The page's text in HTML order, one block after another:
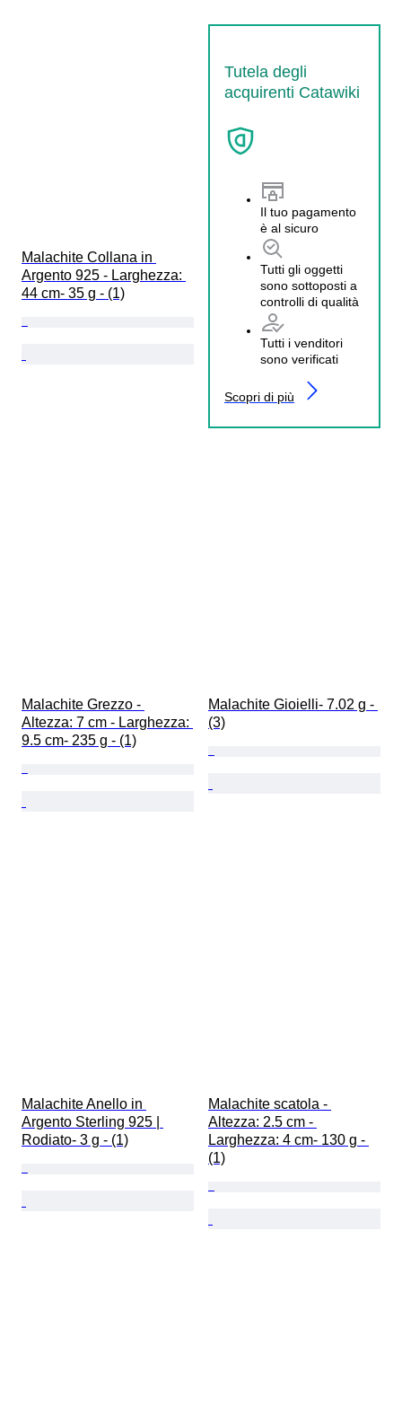
Tutela degli
acquirenti Catawiki
Il tuo pagamento
è al sicuro
Tutti gli oggetti
sono sottoposti a
controlli di qualità
Tutti i venditori
sono verificati
Scopri di più
Malachite Collana in
Argento 925 - Larghezza:
44 cm- 35 g - (1)
Malachite Grezzo -
Altezza: 7 cm - Larghezza:
9.5 cm- 235 g - (1)
Malachite Gioielli- 7.02 g -
(3)
Malachite Anello in
Argento Sterling 925 |
Rodiato- 3 g - (1)
Malachite scatola -
Altezza: 2.5 cm -
Larghezza: 4 cm- 130 g -
(1)